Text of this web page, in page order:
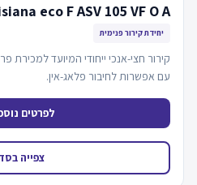
eco F ASV 105 VF O A
יחידת קירור פנימית
קירור חצי-אנכי ייחודי המיועד למכירת
עם אפשרות לחיבור פלאג-אין.
לפרטים
צפייה